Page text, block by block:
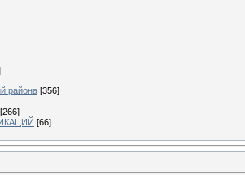
района [356]
[266]
[66]